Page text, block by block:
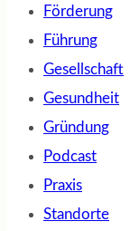
Förderung
Führung
Gesellschaft
Gesundheit
Gründung
Podcast
Praxis
Standorte